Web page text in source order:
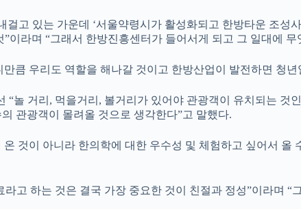
고 있는 가운데 ‘서울약령시가 활성화되고 한방타운 조
이라며 “그래서 한방진흥센터가 들어서게 되고 그 일대에
큼 우리도 역할을 해나갈 것이고 한방산업이 발전하면 청
“놀 거리, 먹을거리, 볼거리가 있어야 관광객이 유치되는
관광객이 몰려올 것으로 생각한다”고 말했다.
것이 아니라 한의학에 대한 우수성 및 체험하고 싶어서
라고 하는 것은 결국 가장 중요한 것이 친절과 정성”이라며